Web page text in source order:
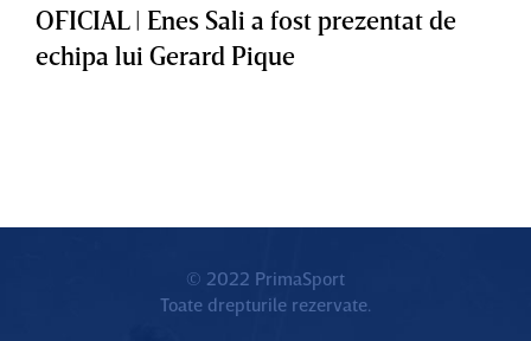
OFICIAL | Enes Sali a fost prezentat de
echipa lui Gerard Pique
© 2022 PrimaSport
Toate drepturile rezervate.